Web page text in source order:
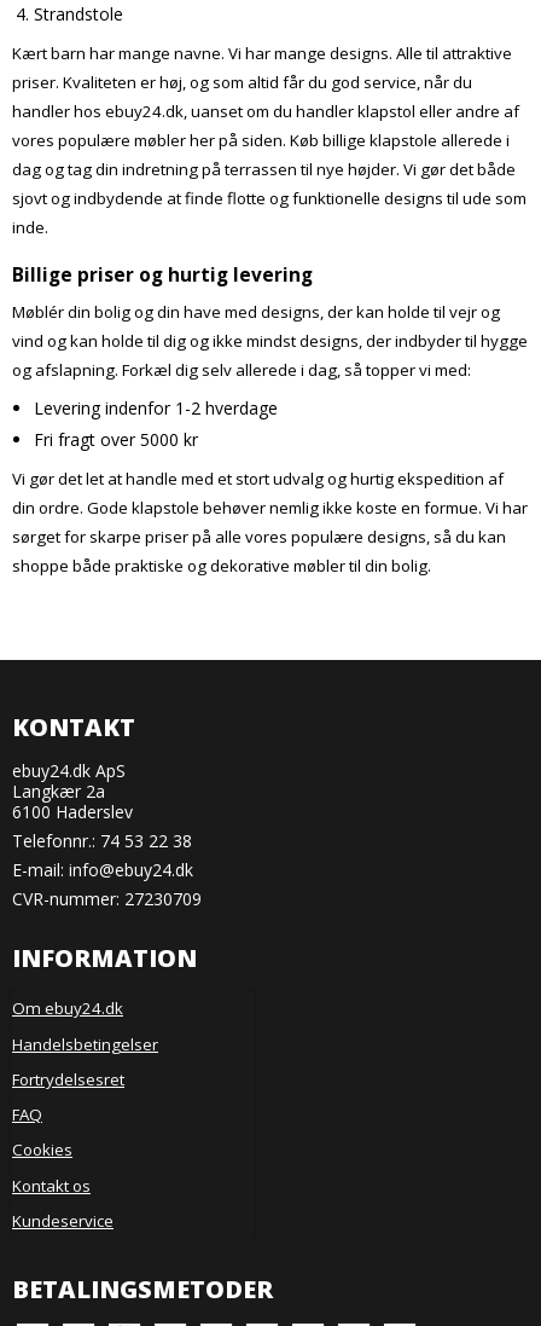
Strandstole
Kært barn har mange navne. Vi har mange designs. Alle til attraktive
priser. Kvaliteten er høj, og som altid får du god service, når du
handler hos ebuy24.dk, uanset om du handler klapstol eller andre af
vores populære møbler her på siden. Køb billige klapstole allerede i
dag og tag din indretning på terrassen til nye højder. Vi gør det både
sjovt og indbydende at finde flotte og funktionelle designs til ude som
inde.
Billige priser og hurtig levering
Møblér din bolig og din have med designs, der kan holde til vejr og
vind og kan holde til dig og ikke mindst designs, der indbyder til hygge
og afslapning. Forkæl dig selv allerede i dag, så topper vi med:
Levering indenfor 1-2 hverdage
Fri fragt over 5000 kr
Vi gør det let at handle med et stort udvalg og hurtig ekspedition af
din ordre. Gode klapstole behøver nemlig ikke koste en formue. Vi har
sørget for skarpe priser på alle vores populære designs, så du kan
shoppe både praktiske og dekorative møbler til din bolig.
KONTAKT
ebuy24.dk ApS
Langkær 2a
6100 Haderslev
Telefonnr.: 74 53 22 38
E-mail: info@ebuy24.dk
CVR-nummer: 27230709
INFORMATION
Om ebuy24.dk
Handelsbetingelser
Fortrydelsesret
FAQ
Cookies
Kontakt os
Kundeservice
BETALINGSMETODER